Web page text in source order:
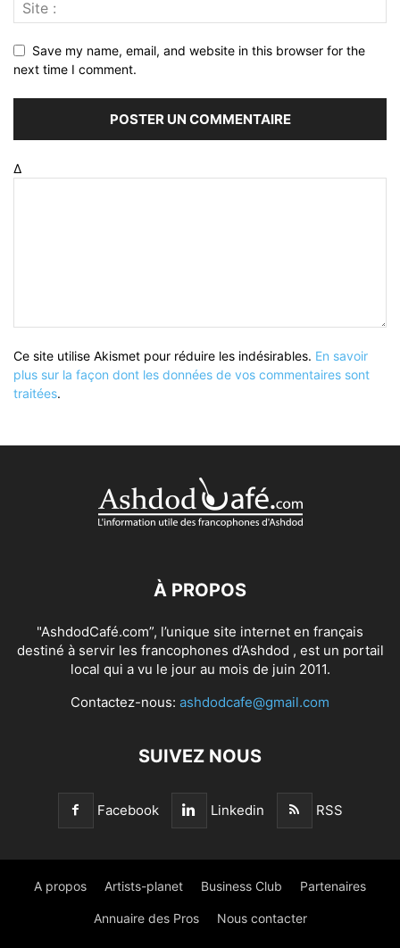
Save my name, email, and website in this browser for the
next time I comment.
Δ
Ce site utilise Akismet pour réduire les indésirables. En savoir
plus sur la façon dont les données de vos commentaires sont
traitées.
À PROPOS
"AshdodCafé.com”, l’unique site internet en français
destiné à servir les francophones d’Ashdod , est un portail
local qui a vu le jour au mois de juin 2011.
Contactez-nous: ashdodcafe@gmail.com
SUIVEZ NOUS
Facebook Linkedin RSS
A propos Artists-planet Business Club Partenaires
Annuaire des Pros Nous contacter